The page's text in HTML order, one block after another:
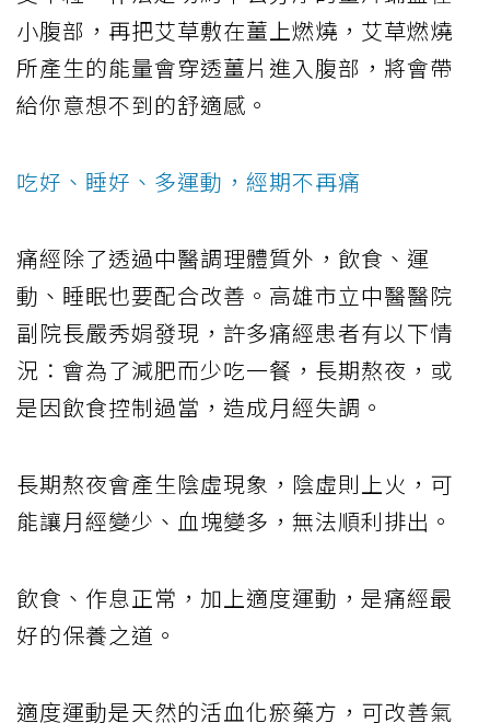
小腹部，再把艾草敷在薑上燃燒，艾草燃燒
所產生的能量會穿透薑片進入腹部，將會帶
給你意想不到的舒適感。
吃好、睡好、多運動，經期不再痛
痛經除了透過中醫調理體質外，飲食、運
動、睡眠也要配合改善。高雄市立中醫醫院
副院長嚴秀娟發現，許多痛經患者有以下情
況：會為了減肥而少吃一餐，長期熬夜，或
是因飲食控制過當，造成月經失調。
長期熬夜會產生陰虛現象，陰虛則上火，可
能讓月經變少、血塊變多，無法順利排出。
飲食、作息正常，加上適度運動，是痛經最
好的保養之道。
適度運動是天然的活血化瘀藥方，可改善氣